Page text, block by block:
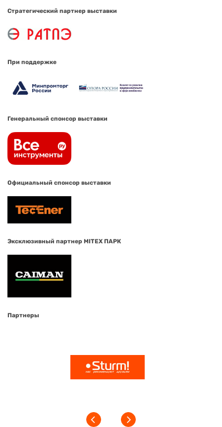
Стратегический партнер выставки
При поддержке
Генеральный спонсор выставки
Официальный спонсор выставки
Эксклюзивный партнер MITEX ПАРК
Партнеры